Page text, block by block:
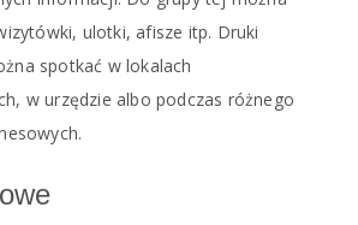
ulotki, afisze itp. Druki
spotkać w lokalach
w urzędzie albo podczas różnego